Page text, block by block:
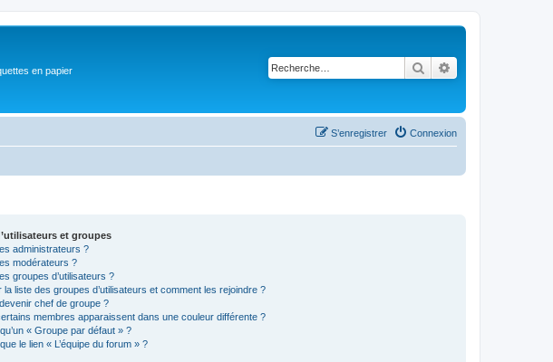
en papier Rechercher
Connexion
S’enregistrer
et groupes
administrateurs ?
modérateurs ?
groupes d’utilisateurs ?
la liste des groupes d’utilisateurs et comment les rejoindre ?
chef de groupe ?
membres apparaissent dans une couleur différente ?
« Groupe par défaut » ?
le lien « L’équipe du forum » ?